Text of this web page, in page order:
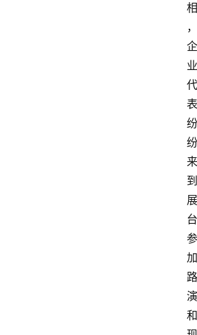
相
，
企
业
代
表
纷
纷
来
到
展
台
参
加
路
演
和